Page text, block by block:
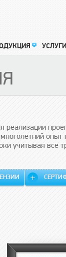
УСЛУГИ
реализации
учитывая все